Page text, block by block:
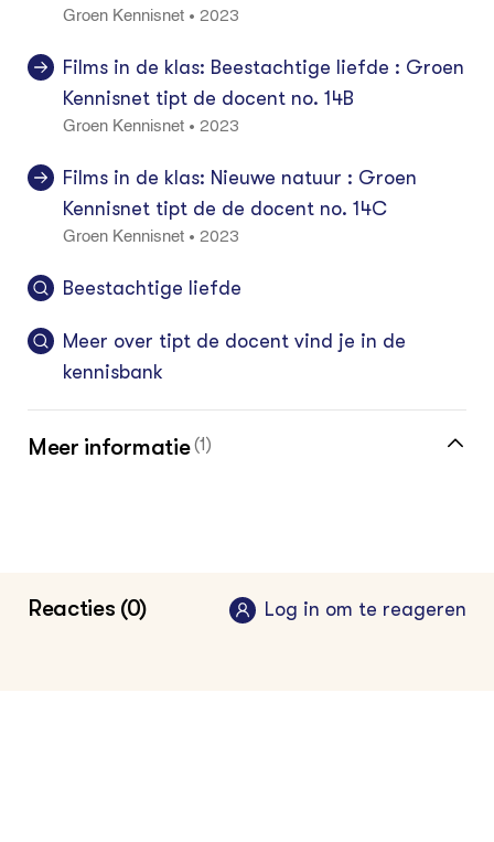
Groen Kennisnet• 2023
Films in de klas: Beestachtige liefde : Groen
Kennisnet tipt de docent no. 14B
Groen Kennisnet• 2023
Films in de klas: Nieuwe natuur : Groen
Kennisnet tipt de de docent no. 14C
Groen Kennisnet• 2023
Beestachtige liefde
Meer over tipt de docent vind je in de
kennisbank
Meer informatie (1)
Reacties (0) Log in om te reageren